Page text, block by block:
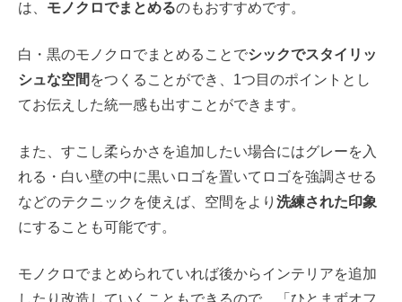
は、 モノクロでまとめるのもおすすめです。
白・黒のモノクロでまとめることでシックでスタイリッ
シュな空間 をつくることができ、1つ目のポイントとし
てお伝えした統一感も出すことができます。
また、すこし柔らかさを追加したい場合にはグレーを入
れる・白い壁の中に黒いロゴを置いてロゴを強調させる
などのテクニックを使えば、空間をより 洗練された印象
にすることも可能です。
モノクロでまとめられていれば後からインテリアを追加
したり改造していくこともできるので、「ひとまずオフ